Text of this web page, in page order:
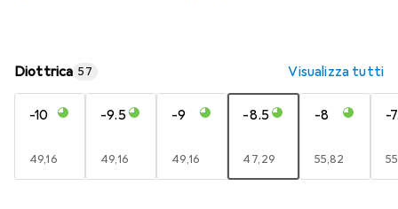
Diottrica 57 Visualizza tutti
-10
EUR
49,16
-9.5
EUR
49,16
-9
EUR
49,16
-8.5
EUR
47,29
-8
EUR
55,82
-